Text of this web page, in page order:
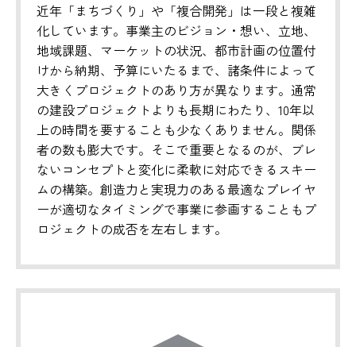
近年「まちづくり」や「複合開発」は一段と複雑
化しています。事業主のビジョン・想い、立地、
地域課題、マーケットの状況、都市計画の位置付
けから納期、予算にいたるまで、諸条件によって
大きくプロジェクトのあり方が異なります。通常
の建設プロジェクトよりも長期にわたり、10年以
上の時間を要することも少なくありません。関係
者の数も膨大です。そこで重要となるのが、ブレ
ないコンセプトと変化に柔軟に対応できるスキー
ムの構築。創造力と実現力のある最適なプレイヤ
ーが適切なタイミングで事業に参画することもプ
ロジェクトの成否を左右します。